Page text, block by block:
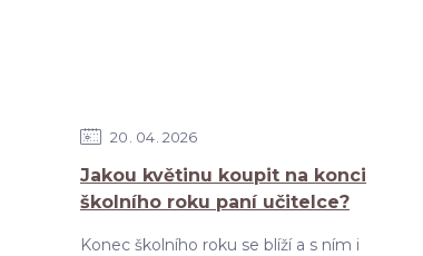
20 04 2026
Jakou květinu koupit na konci
školního roku paní učitelce?
Konec školního roku se blíží a s ním i